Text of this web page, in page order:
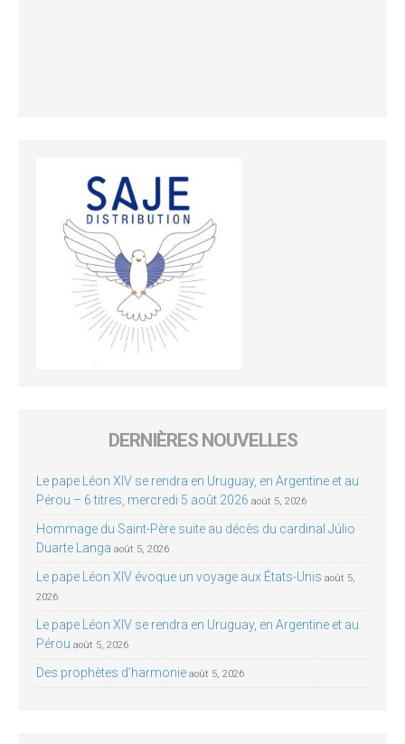
DERNIÈRES NOUVELLES
Le pape Léon XIV se rendra en Uruguay, en Argentine et au
Pérou – 6 titres, mercredi 5 août 2026 août 5, 2026
Hommage du Saint-Père suite au décès du cardinal Júlio
Duarte Langa août 5, 2026
Le pape Léon XIV évoque un voyage aux États-Unis août 5,
2026
Le pape Léon XIV se rendra en Uruguay, en Argentine et au
Pérou août 5, 2026
Des prophètes d’harmonie août 5, 2026